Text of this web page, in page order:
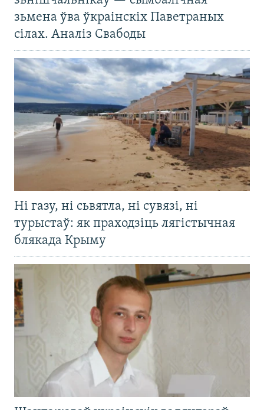
зьмена ўва ўкраінскіх Паветраных
сілах. Аналіз Свабоды
Ні газу, ні сьвятла, ні сувязі, ні
турыстаў: як праходзіць лягістычная
блякада Крыму